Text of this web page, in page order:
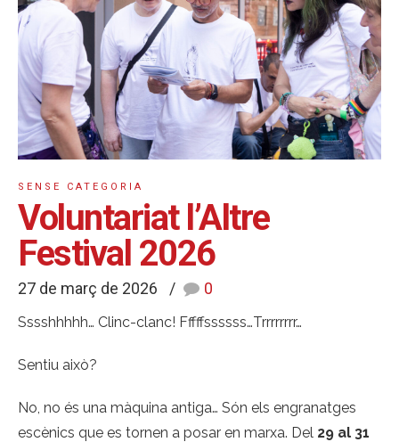
SENSE CATEGORIA
Voluntariat l’Altre
Festival 2026
27 de març de 2026 0
Sssshhhhh… Clinc-clanc! Fffffssssss…Trrrrrrrr…
Sentiu això?
No, no és una màquina antiga… Són els engranatges
escènics que es tornen a posar en marxa. Del 29 al 31